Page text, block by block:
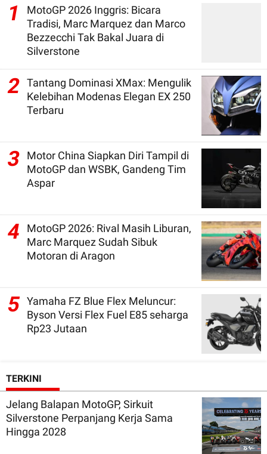
1
MotoGP 2026 Inggris: Bicara
Tradisi, Marc Marquez dan Marco
Bezzecchi Tak Bakal Juara di
Silverstone
2 Tantang Dominasi XMax: Mengulik
Kelebihan Modenas Elegan EX 250
Terbaru
3
Motor China Siapkan Diri Tampil di
MotoGP dan WSBK, Gandeng Tim
Aspar
4
MotoGP 2026: Rival Masih Liburan,
Marc Marquez Sudah Sibuk
Motoran di Aragon
5 Yamaha FZ Blue Flex Meluncur:
Byson Versi Flex Fuel E85 seharga
Rp23 Jutaan
TERKINI
Jelang Balapan MotoGP, Sirkuit
Silverstone Perpanjang Kerja Sama
Hingga 2028